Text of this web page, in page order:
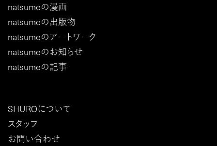
natsumeの漫画
natsumeの出版物
natsumeのアートワーク
natsumeのお知らせ
natsumeの記事
SHUROについて
スタッフ
お問い合わせ